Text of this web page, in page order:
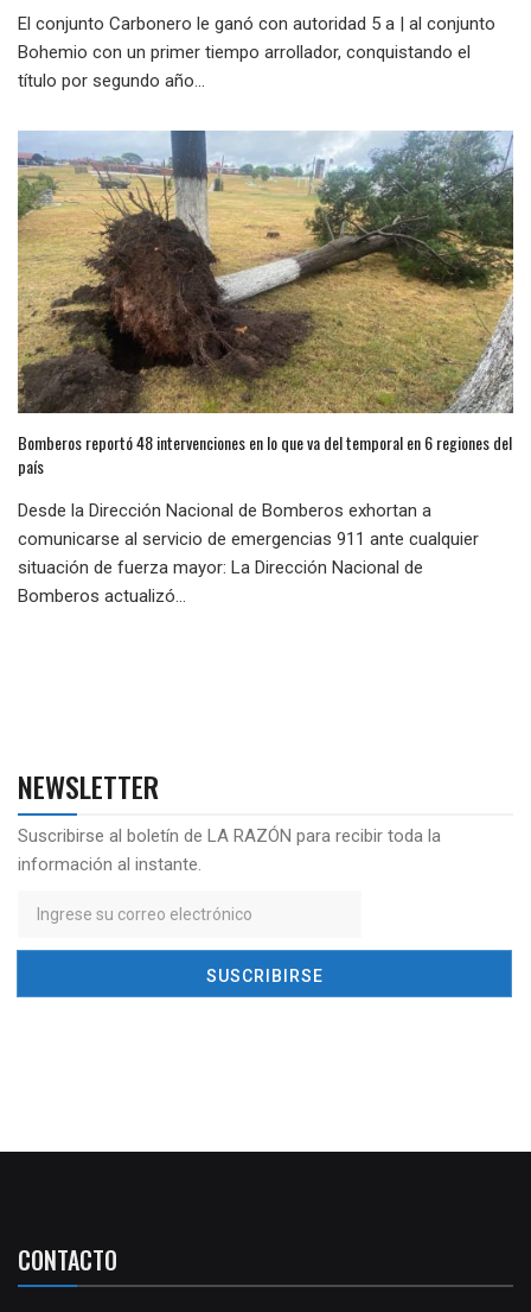
El conjunto Carbonero le ganó con autoridad 5 a | al conjunto
Bohemio con un primer tiempo arrollador, conquistando el
título por segundo año...
Bomberos reportó 48 intervenciones en lo que va del temporal en 6 regiones del
país
Desde la Dirección Nacional de Bomberos exhortan a
comunicarse al servicio de emergencias 911 ante cualquier
situación de fuerza mayor: La Dirección Nacional de
Bomberos actualizó...
NEWSLETTER
Suscribirse al boletín de LA RAZÓN para recibir toda la
información al instante.
CONTACTO